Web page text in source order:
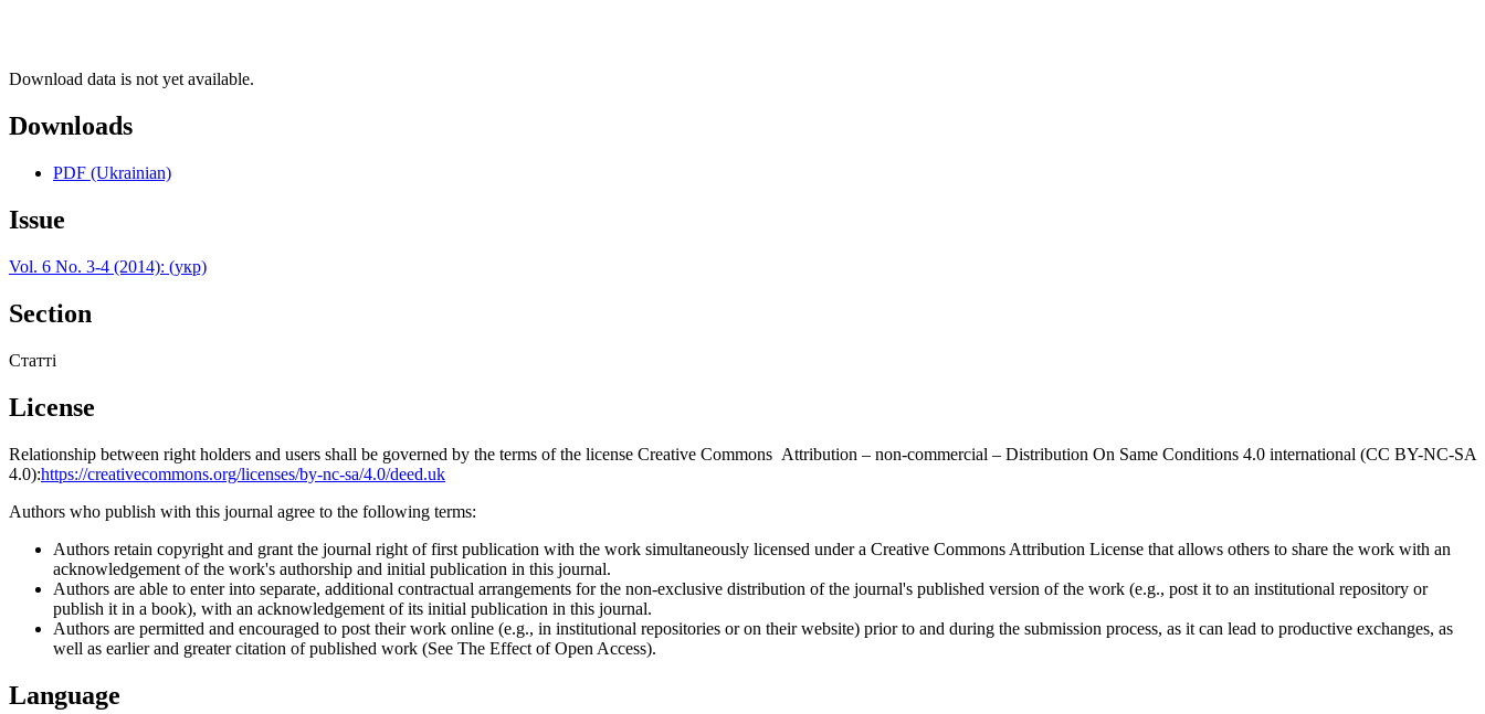
Download data is not yet available.
Downloads
PDF (Ukrainian)
Issue
Vol. 6 No. 3-4 (2014): (укр)
Section
Статті
License
Relationship between right holders and users shall be governed by the terms of the license Creative Commons Attribution – non-commercial – Distribution On Same Conditions 4.0 international (CC BY-NC-SA
4.0):https://creativecommons.org/licenses/by-nc-sa/4.0/deed.uk
Authors who publish with this journal agree to the following terms:
Authors retain copyright and grant the journal right of first publication with the work simultaneously licensed under a Creative Commons Attribution License that allows others to share the work with an
acknowledgement of the work's authorship and initial publication in this journal.
Authors are able to enter into separate, additional contractual arrangements for the non-exclusive distribution of the journal's published version of the work (e.g., post it to an institutional repository or
publish it in a book), with an acknowledgement of its initial publication in this journal.
Authors are permitted and encouraged to post their work online (e.g., in institutional repositories or on their website) prior to and during the submission process, as it can lead to productive exchanges, as
well as earlier and greater citation of published work (See The Effect of Open Access).
Language